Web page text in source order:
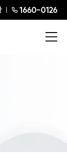
1660-0126